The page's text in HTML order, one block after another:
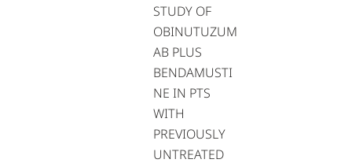
STUDY OF
OBINUTUZUM
AB PLUS
BENDAMUSTI
NE IN PTS
WITH
PREVIOUSLY
UNTREATED